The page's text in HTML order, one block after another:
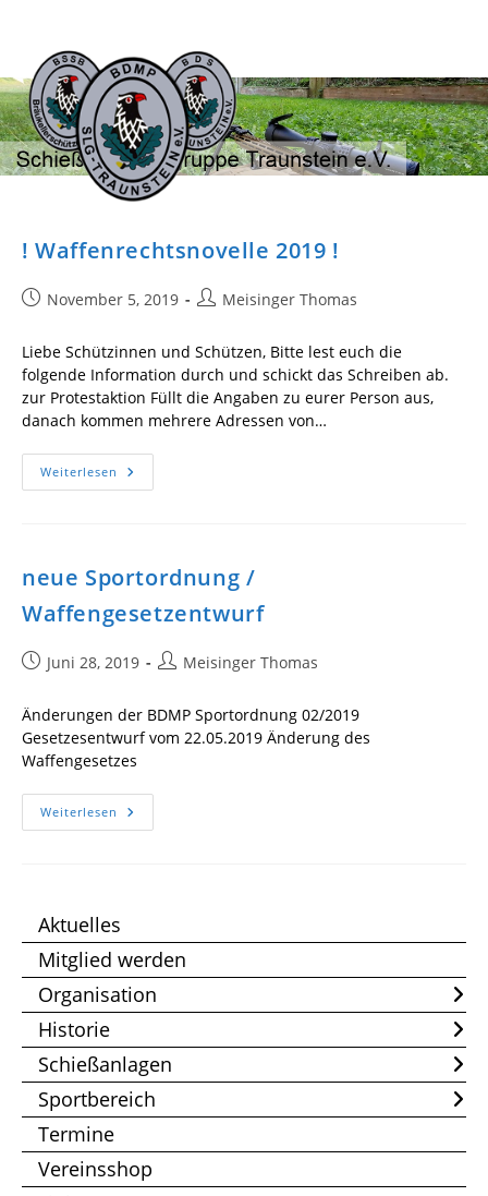
springen
! Waffenrechtsnovelle 2019 !
BeitragNovember 5, 2019
Beitrags-
Meisinger Thomas
Liebe Schützinnen und Schützen, Bitte lest euch die
folgende Information durch und schickt das Schreiben ab.
zur Protestaktion Füllt die Angaben zu eurer Person aus,
danach kommen mehrere Adressen von…
Weiterlesen
Waffenrechtsnovelle
neue Sportordnung /
Waffengesetzentwurf
BeitragJuni 28, 2019
Beitrags-
Meisinger Thomas
Änderungen der BDMP Sportordnung 02/2019
Gesetzesentwurf vom 22.05.2019 Änderung des
Waffengesetzes
Weiterlesen Neue
Sportordnung
Aktuelles
Mitglied werden
Organisation
Historie
Schießanlagen
Sportbereich
Termine
Vereinsshop